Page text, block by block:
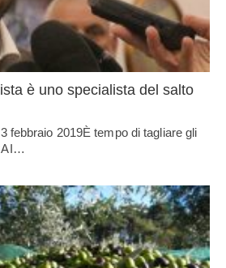
è uno specialista del salto
febbraio 2019È tempo di tagliare gli